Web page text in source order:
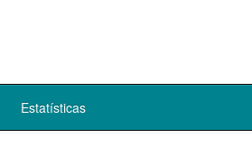
Estatísticas